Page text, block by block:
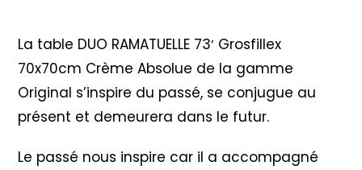
La table DUO RAMATUELLE 73′ Grosfillex
70x70cm Crème Absolue de la gamme
Original s’inspire du passé, se conjugue au
présent et demeurera dans le futur.
Le passé nous inspire car il a accompagné